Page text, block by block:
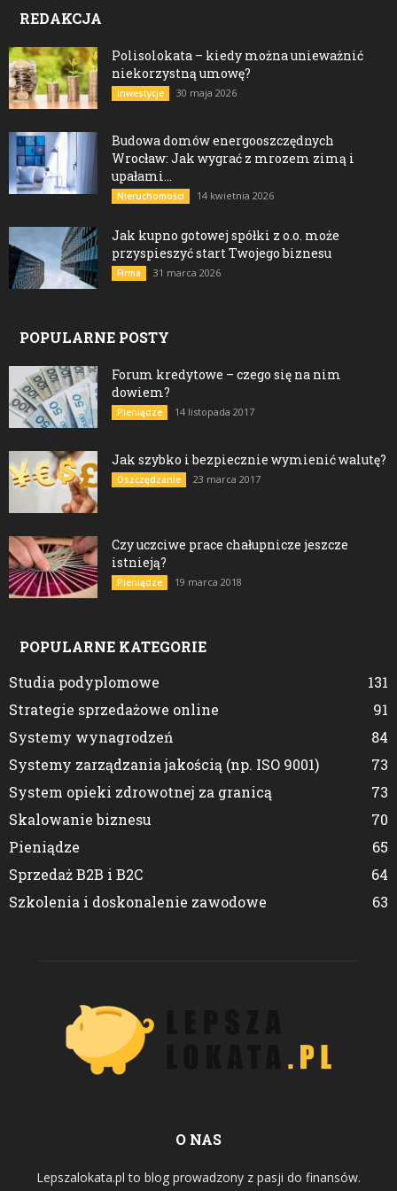
REDAKCJA
Polisolokata – kiedy można unieważnić
niekorzystną umowę?
Inwestycje 30 maja 2026
Budowa domów energooszczędnych
Wrocław: Jak wygrać z mrozem zimą i
upałami...
Nieruchomości 14 kwietnia 2026
Jak kupno gotowej spółki z o.o. może
przyspieszyć start Twojego biznesu
Firma 31 marca 2026
POPULARNE POSTY
Forum kredytowe – czego się na nim
dowiem?
Pieniądze 14 listopada 2017
Jak szybko i bezpiecznie wymienić walutę?
Oszczędzanie 23 marca 2017
Czy uczciwe prace chałupnicze jeszcze
istnieją?
Pieniądze 19 marca 2018
POPULARNE KATEGORIE
Studia podyplomowe
131
Strategie sprzedażowe online
91
Systemy wynagrodzeń
84
Systemy zarządzania jakością (np. ISO 9001)
73
System opieki zdrowotnej za granicą
73
Skalowanie biznesu
70
Pieniądze
65
Sprzedaż B2B i B2C
64
Szkolenia i doskonalenie zawodowe
63
O NAS
Lepszalokata.pl to blog prowadzony z pasji do finansów.